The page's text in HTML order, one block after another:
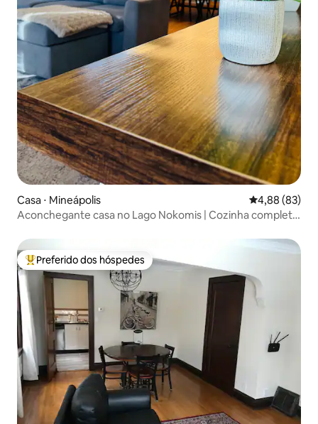
Casa ⋅ Mineápolis 4,88 de uma
4,88 (83)
Aconchegante casa no Lago Nokomis | Cozinha completa
Entre os melhores preferidos dos hóspedes
Preferido dos hóspedes